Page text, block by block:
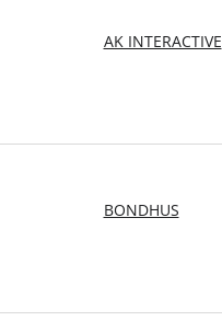
AK INTERACTIVE
BONDHUS